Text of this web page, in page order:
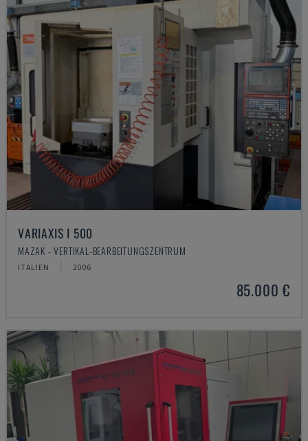
VARIAXIS I 500
MAZAK - VERTIKAL-BEARBEITUNGSZENTRUM
ITALIEN 2006
85.000 €